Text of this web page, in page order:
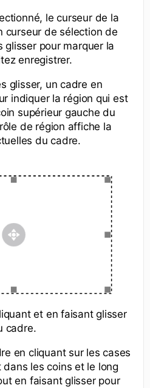
le curseur de la
curseur de sélection de
glisser pour marquer la
enregistrer.
glisser, un cadre en
indiquer la région qui est
supérieur gauche du
de région affiche la
du cadre.
et en faisant glisser
cadre.
en cliquant sur les cases
les coins et le long
en faisant glisser pour